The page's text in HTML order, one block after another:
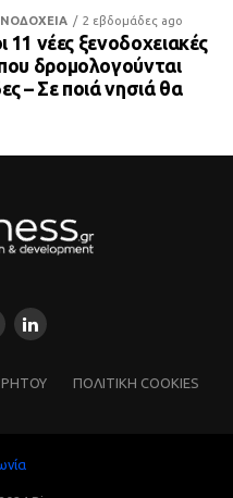
2 εβδομάδες ago
11 νέες ξενοδοχειακές
δρομολογούνται
– Σε ποιά νησιά θα
ΠΟΛΙΤΙΚΗ COOKIES